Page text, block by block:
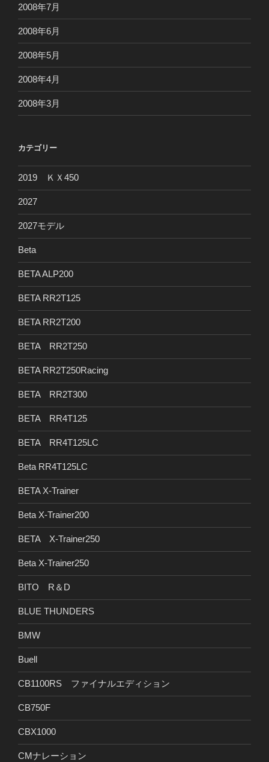
2008年7月
2008年6月
2008年5月
2008年4月
2008年3月
カテゴリー
2019 ＫＸ450
2027
2027モデル
Beta
BETA ALP200
BETA RR2T125
BETA RR2T200
BETA RR2T250
BETA RR2T250Racing
BETA RR2T300
BETA RR4T125
BETA RR4T125LC
Beta RR4T125LC
BETA X-Trainer
Beta X-Trainer200
BETA X-Trainer250
Beta X-Trainer250
BITO R＆D
BLUE THUNDERS
BMW
Buell
CB1100RS ファイナルエディション
CB750F
CBX1000
CMナレーション